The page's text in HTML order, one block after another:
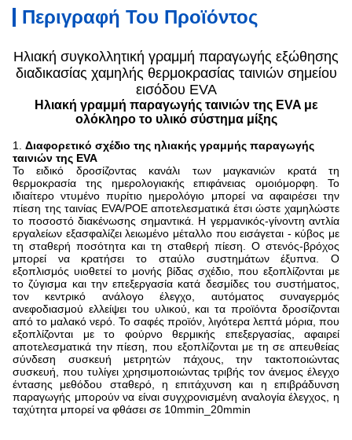
Περιγραφή Του Προϊόντος
Ηλιακή συγκολλητική γραμμή παραγωγής εξώθησης
διαδικασίας χαμηλής θερμοκρασίας ταινιών σημείου
εισόδου EVA
Ηλιακή γραμμή παραγωγής ταινιών της EVA με
ολόκληρο το υλικό σύστημα μίξης
1. Διαφορετικό σχέδιο της ηλιακής γραμμής παραγωγής
ταινιών της EVA
Το ειδικό δροσίζοντας κανάλι των μαγκανιών κρατά τη
θερμοκρασία της ημερολογιακής επιφάνειας ομοιόμορφη. Το
ιδιαίτερο ντυμένο πυρίτιο ημερολόγιο μπορεί να αφαιρέσει την
πίεση της ταινίας EVA/POE αποτελεσματικά έτσι ώστε χαμηλώστε
το ποσοστό διακένωσης σημαντικά. Η γερμανικός-γίνοντη αντλία
εργαλείων εξασφαλίζει λειωμένο μέταλλο που εισάγεται - κύβος με
τη σταθερή ποσότητα και τη σταθερή πίεση. Ο στενός-βρόχος
μπορεί να κρατήσει το σταύλο συστημάτων έξυπνα. Ο
εξοπλισμός υιοθετεί το μονής βίδας σχέδιο, που εξοπλίζονται με
το ζύγισμα και την επεξεργασία κατά δεσμίδες του συστήματος,
τον κεντρικό ανάλογο έλεγχο, αυτόματος συναγερμός
ανεφοδιασμού ελλείψει του υλικού, και τα προϊόντα δροσίζονται
από το μαλακό νερό. Το σαφές προϊόν, λιγότερα λεπτά μόρια, που
εξοπλίζονται με το φούρνο θερμικής επεξεργασίας, αφαιρεί
αποτελεσματικά την πίεση, που εξοπλίζονται με τη σε απευθείας
σύνδεση συσκευή μετρητών πάχους, την τακτοποιώντας
συσκευή, που τυλίγει χρησιμοποιώντας τριβής τον άνεμος έλεγχο
έντασης μεθόδου σταθερό, η επιτάχυνση και η επιβράδυνση
παραγωγής μπορούν να είναι συγχρονισμένη αναλογία έλεγχος, η
ταχύτητα μπορεί να φθάσει σε 10mmin_20mmin